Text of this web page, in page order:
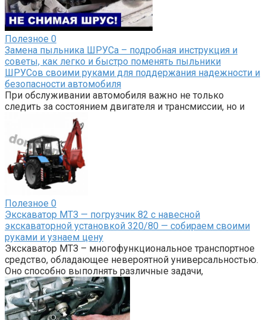
Полезное 0
Замена пыльника ШРУСа – подробная инструкция и
советы, как легко и быстро поменять пыльники
ШРУСов своими руками для поддержания надежности и
безопасности автомобиля
При обслуживании автомобиля важно не только
следить за состоянием двигателя и трансмиссии, но и
Полезное 0
Экскаватор МТЗ — погрузчик 82 с навесной
экскаваторной установкой 320/80 — собираем своими
руками и узнаем цену
Экскаватор МТЗ – многофункциональное транспортное
средство, обладающее невероятной универсальностью.
Оно способно выполнять различные задачи,